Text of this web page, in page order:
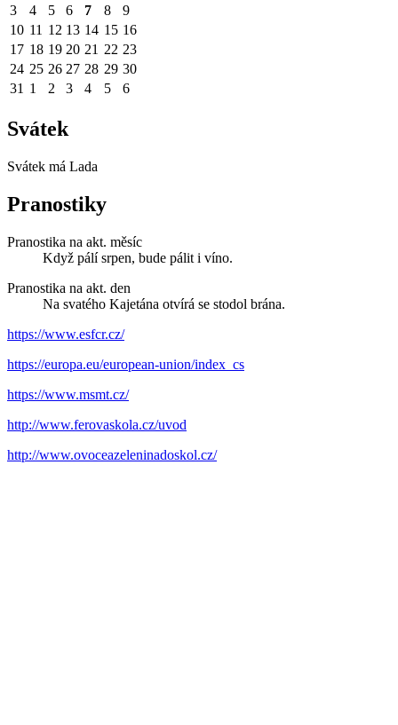
3
4 5 6 7 8
9
10 11 12 13 14 15 16
17 18 19 20 21 22 23
24 25 26 27 28 29 30
31 1 2 3 4 5 6
Svátek
Svátek má Lada
Pranostiky
Pranostika na akt. měsíc
Když pálí srpen, bude pálit i víno.
Pranostika na akt. den
Na svatého Kajetána otvírá se stodol brána.
https://www.esfcr.cz/
https://europa.eu/european-union/index_cs
https://www.msmt.cz/
http://www.ferovaskola.cz/uvod
http://www.ovoceazeleninadoskol.cz/